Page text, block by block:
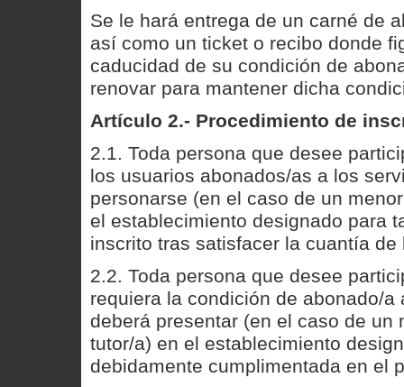
Se le hará entrega de un carné de
así como un ticket o recibo donde
caducidad de su condición de
renovar para mantener dicha
Artículo 2.- Procedimiento de
2.1. Toda persona que desee
los usuarios abonados/as a los
personarse (en el caso de un
el establecimiento designado para
inscrito tras satisfacer la cuantía
2.2. Toda persona que desee
requiera la condición de abonado/
deberá presentar (en el caso de
tutor/a) en el establecimiento
debidamente cumplimentada en el